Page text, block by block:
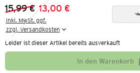
Vorheriger Preis:
15,99 €
Neuer Preis:
13,00 €
inkl. MwSt. ggf.
zzgl. Versandkosten
Leider ist dieser Artikel bereits ausverkauft
In den Warenkorb